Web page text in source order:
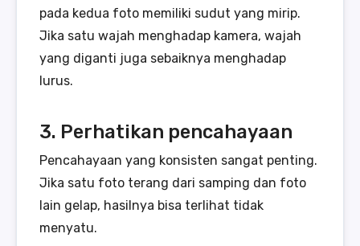
pada kedua foto memiliki sudut yang mirip.
Jika satu wajah menghadap kamera, wajah
yang diganti juga sebaiknya menghadap
lurus.
3. Perhatikan pencahayaan
Pencahayaan yang konsisten sangat penting.
Jika satu foto terang dari samping dan foto
lain gelap, hasilnya bisa terlihat tidak
menyatu.